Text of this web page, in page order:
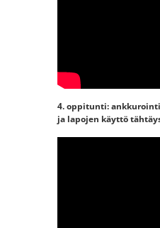
4. oppitunti:
ja lapojen käyttö